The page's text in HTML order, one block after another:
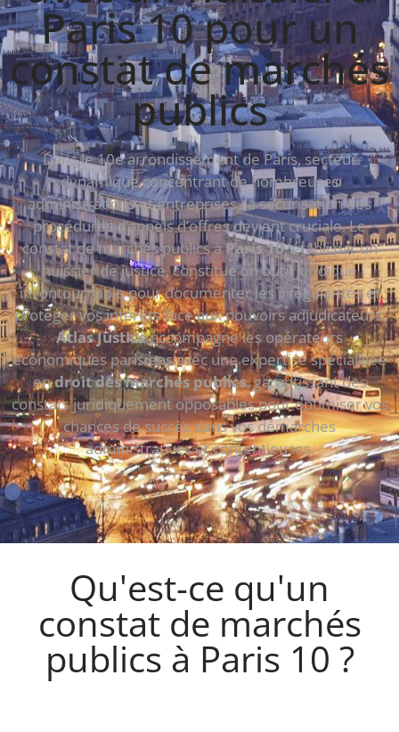
Paris 10 pour un
constat de marchés
publics
Dans le 10e arrondissement de Paris, secteur
dynamique concentrant de nombreuses
administrations et entreprises, la sécurisation des
procédures d’appels d’offres devient cruciale. Le
constat de marchés publics àParis 10, établi par un
huissier de justice, constitue un outil juridique
incontournable pour documenter les irrégularités et
protéger vos intérêts face aux pouvoirs adjudicateurs.
Atlas Justiceaccompagne les opérateurs
économiques parisiens avec une expertise spécialisée
endroit des marchés publics, garantissant des
constats juridiquement opposables pour optimiser vos
chances de succès dans vos démarches
administratives et contentieuses.
Qu'est-ce qu'un
constat de marchés
publics à Paris 10 ?